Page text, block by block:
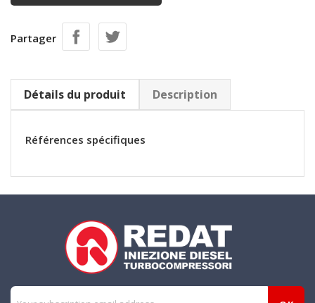
Partager
Détails du produit Description
Références spécifiques